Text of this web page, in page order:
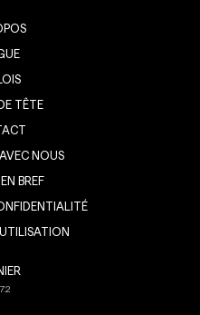
TÊTE
NOUS
BREF